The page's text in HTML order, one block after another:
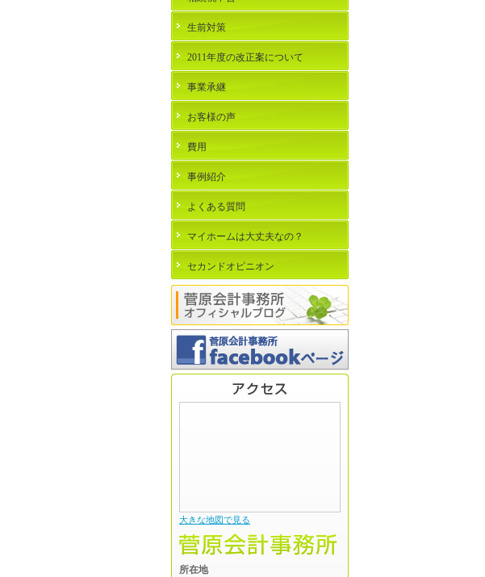
生前対策
2011年度の改正案について
事業承継
お客様の声
費用
事例紹介
よくある質問
マイホームは大丈夫なの？
セカンドオピニオン
大きな地図で見る
所在地